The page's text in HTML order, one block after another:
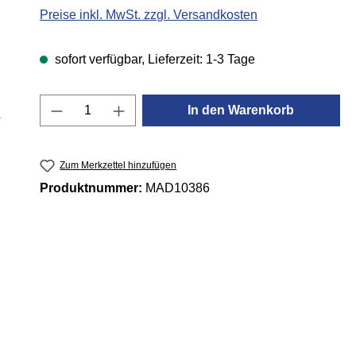
Preise inkl. MwSt. zzgl. Versandkosten
sofort verfügbar, Lieferzeit: 1-3 Tage
Produkt Anzahl: Gib den
In den Warenkorb
Zum Merkzettel hinzufügen
Produktnummer: MAD10386